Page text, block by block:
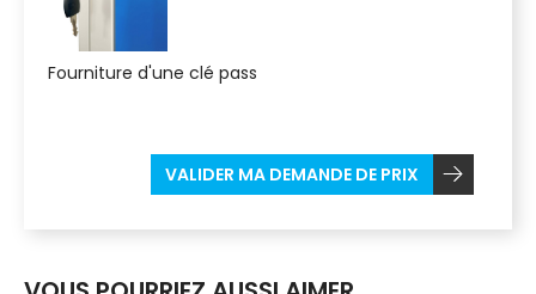
Fourniture d'une clé pass
VALIDER MA DEMANDE DE PRIX